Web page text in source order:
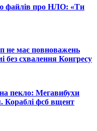
файлів про НЛО: «Ти
не має повноважень
без схвалення Конгресу
пекло: Мегавибухи
Кораблі фсб вщент